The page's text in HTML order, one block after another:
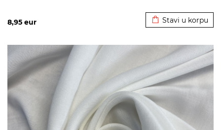
8,95 eur Stavi u korpu